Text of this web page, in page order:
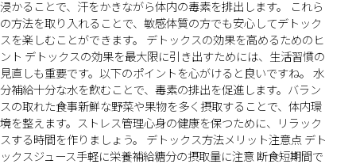
浸かることで、汗をかきながら体内の毒素を排出します。 これら
の方法を取り入れることで、敏感体質の方でも安心してデトック
スを楽しむことができます。 デトックスの効果を高めるためのヒ
ント デトックスの効果を最大限に引き出すためには、生活習慣の
見直しも重要です。以下のポイントを心がけると良いですね。 水
分補給十分な水を飲むことで、毒素の排出を促進します。バラン
スの取れた食事新鮮な野菜や果物を多く摂取することで、体内環
境を整えます。ストレス管理心身の健康を保つために、リラック
スする時間を作りましょう。 デトックス方法メリット注意点 デト
ックスジュース手軽に栄養補給糖分の摂取量に注意 断食短期間で